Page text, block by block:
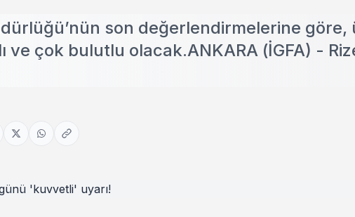
son değerlendirmelerine göre,
ve çok bulutlu olacak.ANKARA (İGFA) -